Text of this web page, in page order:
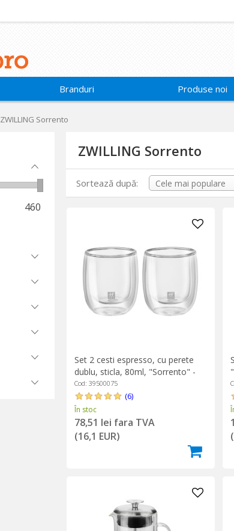
Branduri Produse noi
ZWILLING Sorrento
460
ZWILLING Sorrento
Sortează după:
Set 2 cesti espresso, cu perete
dublu, sticla, 80ml, "Sorrento" -
Zwilling
Cod: 39500075
(6)
În stoc
78,51 lei fara TVA
(16,1 EUR)